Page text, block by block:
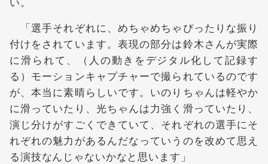
「選手それぞれに、めちゃめちゃぴったりな振り
付けをされています。表現の部分は鈴木さんが実際
に滑られて、（人の動きをデジタル化して記録す
る）モーションキャプチャーで撮られているのです
が、本当に素晴らしいです。いのりちゃんは軽やか
に滑っていたり、光ちゃんは力強く滑っていたり、
演じ分けがすごくできていて、それぞれの選手にそ
れぞれの魅力があるんだなっていうのを改めて思え
る演技なんじゃないかなと思います」